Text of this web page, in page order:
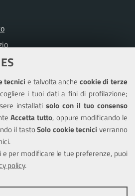
tecnicie talvolta anche cookie di terze
i tuoi dati a fini di profilazione;
installati solo con il tuo consenso
Accetta tutto, oppure modificando le
il tastoSolo cookie tecnici verranno
per modificare le tue preferenze, puoi
policy.
del sito